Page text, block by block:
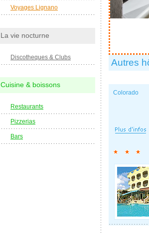
Autres
Colorado
Voyages Lignano
La vie nocturne
Discotheques & Clubs
Cuisine & boissons
Restaurants
Pizzerias
Bars